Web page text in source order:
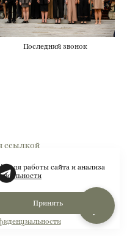
Последний звонок
ссылкой
Арсюткиной Наталии
для работы сайта и анализа
Принять